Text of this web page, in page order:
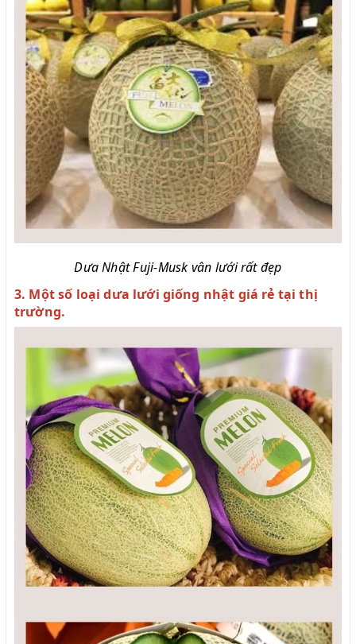
Dưa Nhật Fuji-Musk vân lưới rất đẹp
3. Một số loại dưa lưới giống nhật giá rẻ tại thị
trường.